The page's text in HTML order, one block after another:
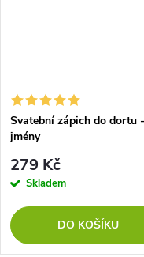
Svatební zápich do dortu
jmény
279 Kč
Skladem
DO KOŠÍKU